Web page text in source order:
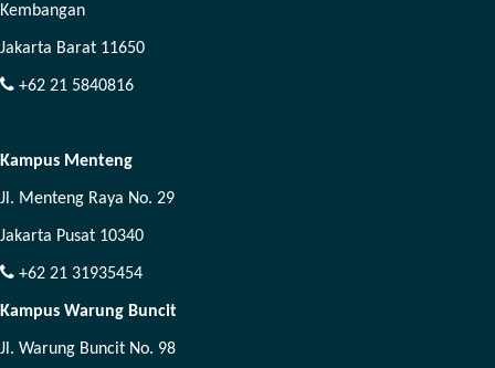
Kembangan
Jakarta Barat 11650
+62 21 5840816
Kampus Menteng
Jl. Menteng Raya No. 29
Jakarta Pusat 10340
+62 21 31935454
Kampus Warung Buncit
Jl. Warung Buncit No. 98